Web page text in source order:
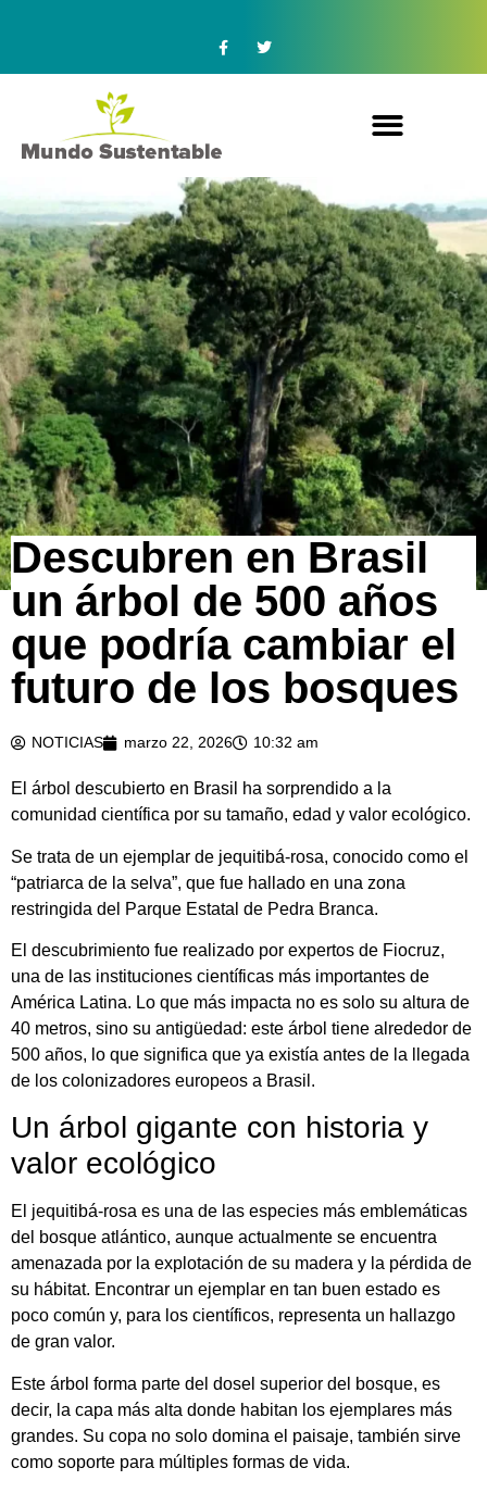
Descubren en Brasil
un árbol de 500 años
que podría cambiar el
futuro de los bosques
NOTICIAS marzo 22, 2026 10:32 am
El árbol descubierto en Brasil ha sorprendido a la
comunidad científica por su tamaño, edad y valor ecológico.
Se trata de un ejemplar de jequitibá-rosa, conocido como el
“patriarca de la selva”, que fue hallado en una zona
restringida del Parque Estatal de Pedra Branca.
El descubrimiento fue realizado por expertos de Fiocruz,
una de las instituciones científicas más importantes de
América Latina. Lo que más impacta no es solo su altura de
40 metros, sino su antigüedad: este árbol tiene alrededor de
500 años, lo que significa que ya existía antes de la llegada
de los colonizadores europeos a Brasil.
Un árbol gigante con historia y
valor ecológico
El jequitibá-rosa es una de las especies más emblemáticas
del bosque atlántico, aunque actualmente se encuentra
amenazada por la explotación de su madera y la pérdida de
su hábitat. Encontrar un ejemplar en tan buen estado es
poco común y, para los científicos, representa un hallazgo
de gran valor.
Este árbol forma parte del dosel superior del bosque, es
decir, la capa más alta donde habitan los ejemplares más
grandes. Su copa no solo domina el paisaje, también sirve
como soporte para múltiples formas de vida.